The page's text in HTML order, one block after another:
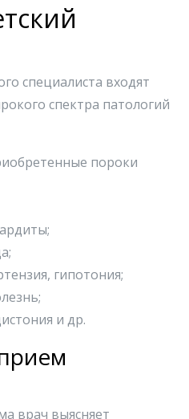
специалиста входят
спектра патологий
пороки
гипотония;
и др.
врач выясняет